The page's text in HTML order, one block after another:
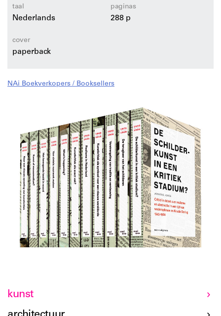
taal
Nederlands
paginas
288 p
cover
paperback
NAi Boekverkopers / Booksellers
kunst